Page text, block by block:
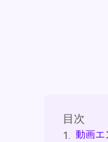
目次
1. 動画エ